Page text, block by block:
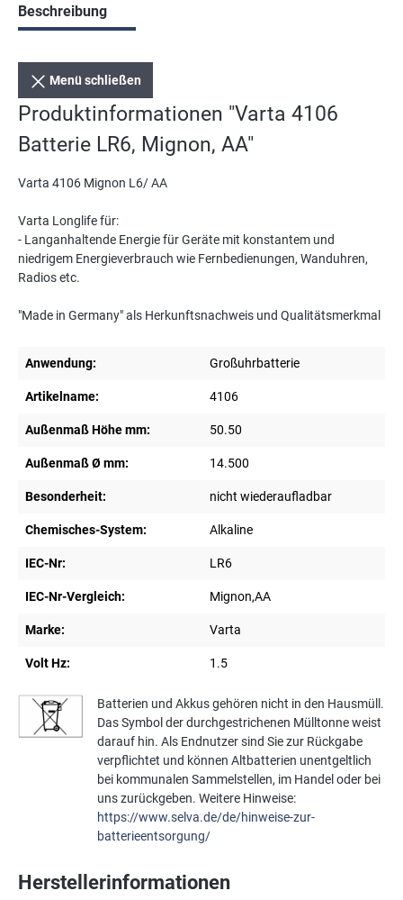
Beschreibung
Menü schließen
Produktinformationen "Varta 4106
Batterie LR6, Mignon, AA"
Varta 4106 Mignon L6/ AA
Varta Longlife für:
- Langanhaltende Energie für Geräte mit konstantem und
niedrigem Energieverbrauch wie Fernbedienungen, Wanduhren,
Radios etc.
"Made in Germany" als Herkunftsnachweis und Qualitätsmerkmal
Anwendung: Großuhrbatterie
Artikelname: 4106
Außenmaß Höhe mm: 50.50
Außenmaß Ø mm: 14.500
Besonderheit: nicht wiederaufladbar
Chemisches-System: Alkaline
IEC-Nr: LR6
IEC-Nr-Vergleich: Mignon,AA
Marke: Varta
Volt Hz: 1.5
Batterien und Akkus gehören nicht in den Hausmüll.
Das Symbol der durchgestrichenen Mülltonne weist
darauf hin. Als Endnutzer sind Sie zur Rückgabe
verpflichtet und können Altbatterien unentgeltlich
bei kommunalen Sammelstellen, im Handel oder bei
uns zurückgeben. Weitere Hinweise:
https://www.selva.de/de/hinweise-zur-
batterieentsorgung/
Herstellerinformationen